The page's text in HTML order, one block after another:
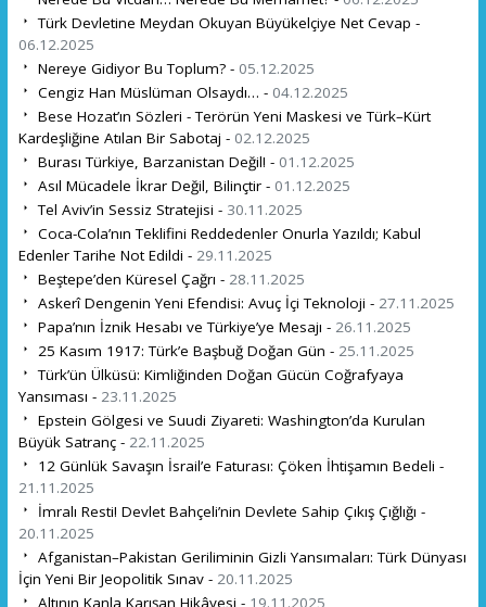
Türk Devletine Meydan Okuyan Büyükelçiye Net Cevap -
06.12.2025
Nereye Gidiyor Bu Toplum? - 05.12.2025
Cengiz Han Müslüman Olsaydı… - 04.12.2025
Bese Hozat’ın Sözleri - Terörün Yeni Maskesi ve Türk–Kürt
Kardeşliğine Atılan Bir Sabotaj - 02.12.2025
Burası Türkiye, Barzanistan Değil! - 01.12.2025
Asıl Mücadele İkrar Değil, Bilinçtir - 01.12.2025
Tel Aviv’in Sessiz Stratejisi - 30.11.2025
Coca-Cola’nın Teklifini Reddedenler Onurla Yazıldı; Kabul
Edenler Tarihe Not Edildi - 29.11.2025
Beştepe’den Küresel Çağrı - 28.11.2025
Askerî Dengenin Yeni Efendisi: Avuç İçi Teknoloji - 27.11.2025
Papa’nın İznik Hesabı ve Türkiye’ye Mesajı - 26.11.2025
25 Kasım 1917: Türk’e Başbuğ Doğan Gün - 25.11.2025
Türk’ün Ülküsü: Kimliğinden Doğan Gücün Coğrafyaya
Yansıması - 23.11.2025
Epstein Gölgesi ve Suudi Ziyareti: Washington’da Kurulan
Büyük Satranç - 22.11.2025
12 Günlük Savaşın İsrail’e Faturası: Çöken İhtişamın Bedeli -
21.11.2025
İmralı Resti! Devlet Bahçeli’nin Devlete Sahip Çıkış Çığlığı -
20.11.2025
Afganistan–Pakistan Geriliminin Gizli Yansımaları: Türk Dünyası
İçin Yeni Bir Jeopolitik Sınav - 20.11.2025
Altının Kanla Karışan Hikâyesi - 19.11.2025